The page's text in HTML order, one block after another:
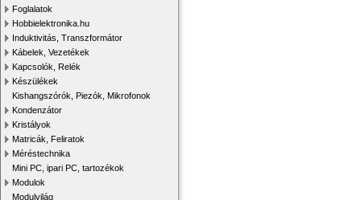
Foglalatok
Hobbielektronika.hu
Induktivitás, Transzformátor
Kábelek, Vezetékek
Kapcsolók, Relék
Készülékek
Kishangszórók, Piezók, Mikrofonok
Kondenzátor
Kristályok
Matricák, Feliratok
Méréstechnika
Mini PC, ipari PC, tartozékok
Modulok
Modulvilág